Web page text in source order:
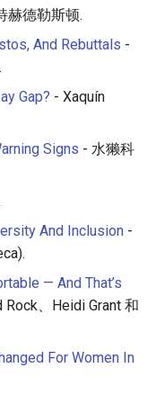
赫德勒斯顿.
And Rebuttals -
Gap? - Xaquín
Signs - 水獭科
And Inclusion -
— And That’s
Rock、Heidi Grant 和
For Women In